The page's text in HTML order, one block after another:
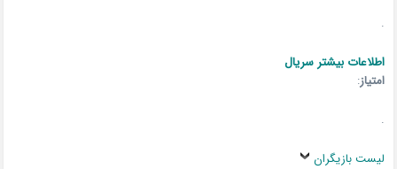
.
اطلاعات بیشتر سریال
امتیاز:
.
لیست بازیگران